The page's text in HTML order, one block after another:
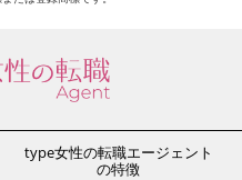
type女性の転職エージェント
の特徴